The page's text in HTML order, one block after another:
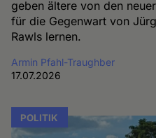
geben ältere von den
für die Gegenwart von
Rawls lernen.
Armin Pfahl-Traughber
17.07.2026
POLITIK